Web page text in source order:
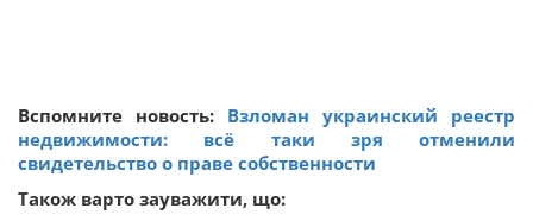
Вспомните новость: Взломан украинский реестр
недвижимости: всё таки зря отменили
свидетельство о праве собственности
Також варто зауважити, що: